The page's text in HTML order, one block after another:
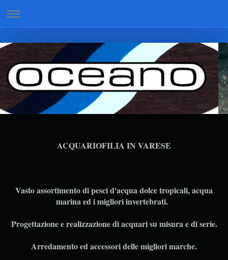
ACQUARIOFILIA IN VARESE
Vasto assortimento di pesci d'acqua dolce tropicali, acqua
marina ed i migliori invertebrati.
Progettazione e realizzazione di acquari su misura e di serie.
Arredamento ed accessori delle migliori marche.